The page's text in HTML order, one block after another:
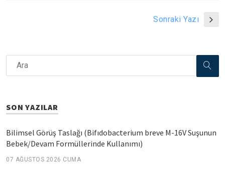
Sonraki Yazı
SON YAZILAR
Bilimsel Görüş Taslağı (Bifıdobacterium breve M-16V Suşunun
Bebek/Devam Formüllerinde Kullanımı)
07 AĞUSTOS 2026 CUMA